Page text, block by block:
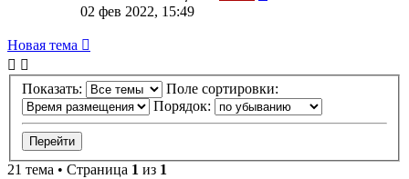
02 фев 2022, 15:49
Новая тема
Показать:
Поле сортировки:
Порядок:
21 тема • Страница 1 из 1